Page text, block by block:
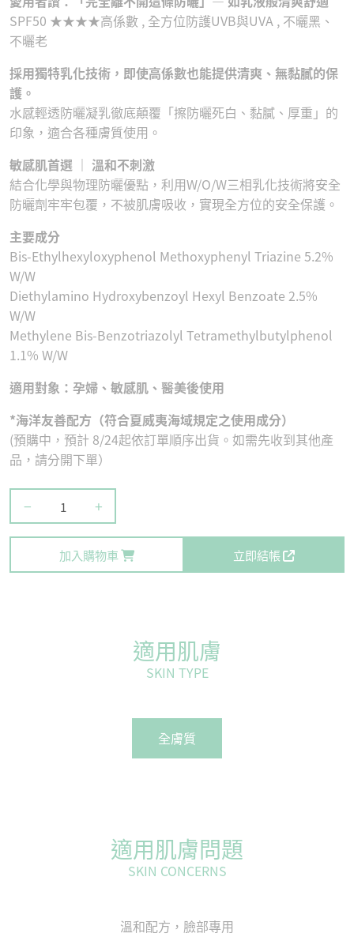
SPF50 ★★★★高係數 , 全方位防護UVB與UVA , 不曬黑、
不曬老
採用獨特乳化技術，即使高係數也能提供清爽、無黏膩的保
護。
水感輕透防曬凝乳徹底顛覆「擦防曬死白、黏膩、厚重」的
印象，適合各種膚質使用。
敏感肌首選 ｜ 溫和不刺激
結合化學與物理防曬優點，利用W/O/W三相乳化技術將安全
防曬劑牢牢包覆，不被肌膚吸收，實現全方位的安全保護。
主要成分
Bis-Ethylhexyloxyphenol Methoxyphenyl Triazine 5.2%
W/W
Diethylamino Hydroxybenzoyl Hexyl Benzoate 2.5%
W/W
Methylene Bis-Benzotriazolyl Tetramethylbutylphenol
1.1% W/W
適用對象：孕婦、敏感肌、醫美後使用
*海洋友善配方（符合夏威夷海域規定之使用成分）
(預購中，預計 8/24起依訂單順序出貨。如需先收到其他產
品，請分開下單）
− +
加入購物車 立即結帳
適用肌膚
SKIN TYPE
全膚質
適用肌膚問題
SKIN CONCERNS
溫和配方，臉部專用